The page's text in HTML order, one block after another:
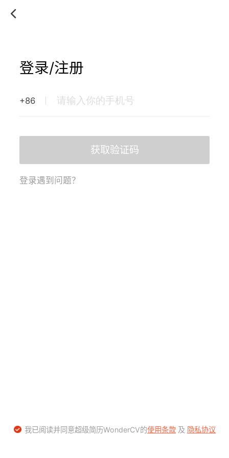
登录/注册
+86
获取验证码
登录遇到问题？
我已阅读并同意超级简历WonderCV的使用条款及 隐私协议